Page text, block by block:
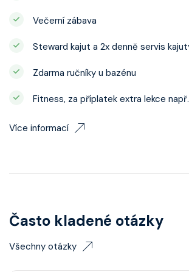
Večerní zábava
Steward kajut a 2x denně servis
Zdarma ručníky u bazénu
Fitness, za příplatek extra lekce
Více informací
Často kladené otázky
Všechny otázky